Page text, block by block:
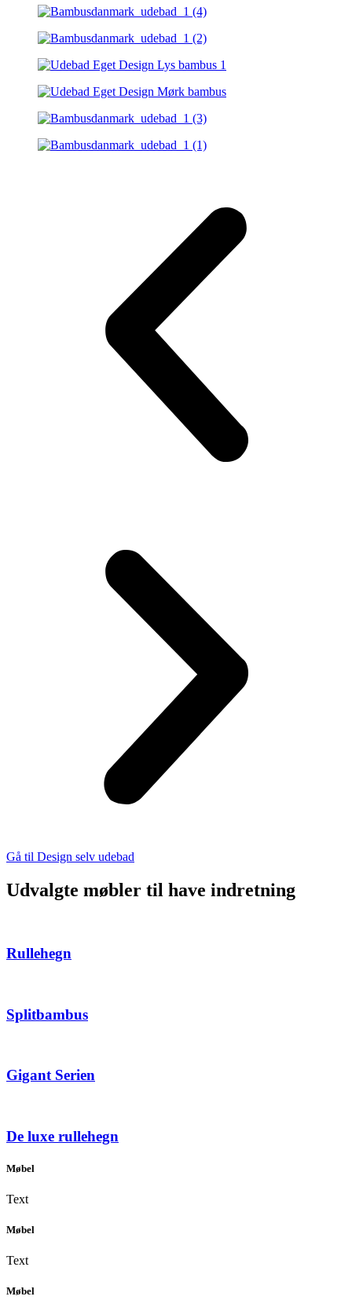
Gå til Design selv udebad
Udvalgte møbler til have indretning
Rullehegn
Splitbambus
Gigant Serien
De luxe rullehegn
Møbel
Text
Møbel
Text
Møbel